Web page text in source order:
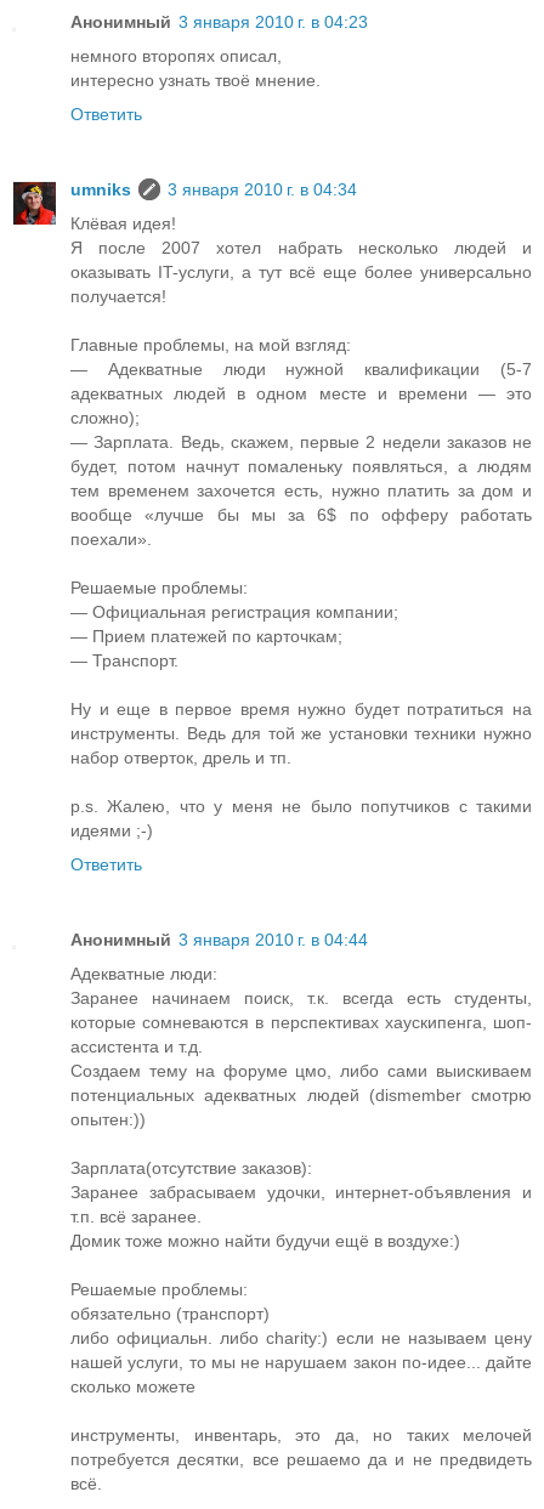
Анонимный 3 января 2010 г. в 04:23
немного второпях описал,
интересно узнать твоё мнение.
Ответить
umniks
3 января 2010 г. в 04:34
Клёвая идея!
Я после 2007 хотел набрать несколько людей и
оказывать IT-услуги, а тут всё еще более универсально
получается!
Главные проблемы, на мой взгляд:
— Адекватные люди нужной квалификации (5-7
адекватных людей в одном месте и времени — это
сложно);
— Зарплата. Ведь, скажем, первые 2 недели заказов не
будет, потом начнут помаленьку появляться, а людям
тем временем захочется есть, нужно платить за дом и
вообще «лучше бы мы за 6$ по офферу работать
поехали».
Решаемые проблемы:
— Официальная регистрация компании;
— Прием платежей по карточкам;
— Транспорт.
Ну и еще в первое время нужно будет потратиться на
инструменты. Ведь для той же установки техники нужно
набор отверток, дрель и тп.
p.s. Жалею, что у меня не было попутчиков с такими
идеями ;-)
Ответить
Анонимный 3 января 2010 г. в 04:44
Адекватные люди:
Заранее начинаем поиск, т.к. всегда есть студенты,
которые сомневаются в перспективах хаускипенга, шоп-
ассистента и т.д.
Создаем тему на форуме цмо, либо сами выискиваем
потенциальных адекватных людей (dismember смотрю
опытен:))
Зарплата(отсутствие заказов):
Заранее забрасываем удочки, интернет-объявления и
т.п. всё заранее.
Домик тоже можно найти будучи ещё в воздухе:)
Решаемые проблемы:
обязательно (транспорт)
либо официальн. либо charity:) если не называем цену
нашей услуги, то мы не нарушаем закон по-идее... дайте
сколько можете
инструменты, инвентарь, это да, но таких мелочей
потребуется десятки, все решаемо да и не предвидеть
всё.